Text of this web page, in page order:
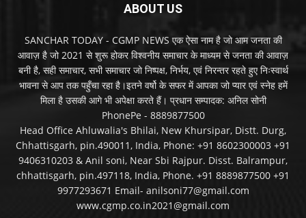
ABOUT US
SANCHAR TODAY - CGMP NEWS एक ऐसा नाम है जो आम जनता की
आवाज़ है जो 2021 से शुरू होकर विश्वनीय समाचार के माध्यम से जनता की आवाज़
बनी है, सही समाचार, सभी समाचार जो निष्पक्ष, निर्भय, एवं निरन्तर रहते हुए निःस्वार्थ
भावना से आप तक पहुँचा रहा है।इतने वर्षो के सफर में आपका जो प्यार एवं स्नेह हमें
मिला है उसकी आगे भी अपेक्षा करते हैं। प्रधान सम्पादक: अनिल सोनी
PhonePe - 8889877500
Head Office Ahluwalia's Bhilai, New Khursipar, Distt. Durg,
Chhattisgarh, pin.490011, India, Phone: +91 8602300003 +91
9406310203 & Anil soni, Near Sbi Rajpur. Disst. Balrampur,
chhattisgarh, pin.497118, India, Phone. +91 8889877500 +91
9977293671 Email- anilsoni77@gmail.com
www.cgmp.co.in2021@gmail.com